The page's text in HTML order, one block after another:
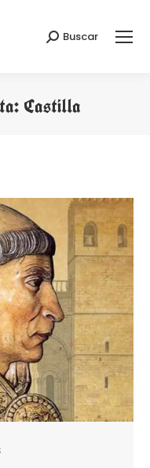
Buscar:
Buscar
Castilla